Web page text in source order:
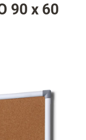
90 x 60